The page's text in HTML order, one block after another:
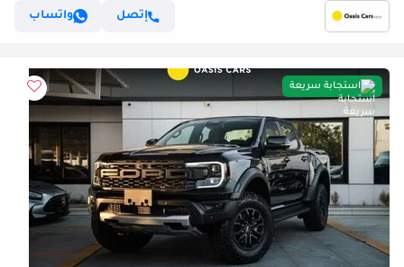
إتصل
واتساب
استجابة سريعة